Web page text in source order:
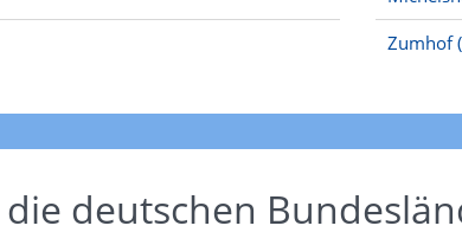
Zumhof
deutschen